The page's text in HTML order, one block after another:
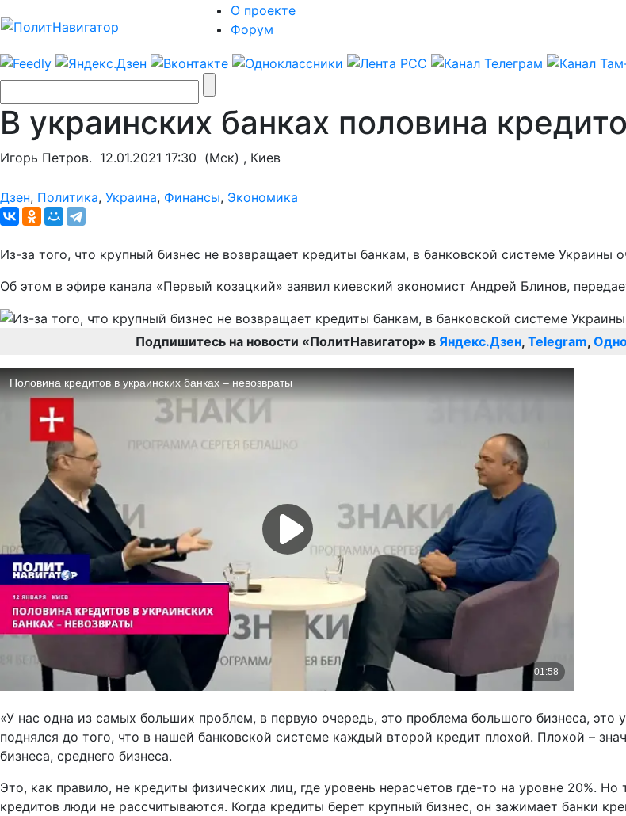
О проекте
Форум
В украинских банках половина
Игорь Петров. 12.01.2021 17:30 (Мск) , Киев
Дзен, Политика, Украина, Финансы, Экономика
Из-за того, что крупный бизнес не возвращает кредиты банкам, в банковской системе Украины
Об этом в эфире канала «Первый козацкий» заявил киевский экономист Андрей Блинов,
Подпишитесь на новости «ПолитНавигатор» в Яндекс.Дзен, Telegram,
«У нас одна из самых больших проблем, в первую очередь, это проблема большого бизнеса, это
поднялся до того, что в нашей банковской системе каждый второй кредит плохой. Плохой –
бизнеса, среднего бизнеса.
Это, как правило, не кредиты физических лиц, где уровень нерасчетов где-то на уровне 20%.
кредитов люди не рассчитываются. Когда кредиты берет крупный бизнес, он зажимает банки